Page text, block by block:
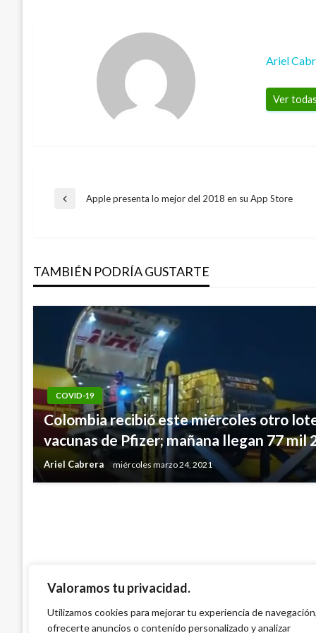
Valoramos tu privacidad.
Utilizamos cookies para mejorar tu experiencia de navegación,
ofrecerte anuncios o contenido personalizado y analizar
Ariel
Ver
Navegación
entradas
Entrada
Apple presenta lo mejor del 2018 en su App Store
TAMBIÉN PODRÍA GUSTARTE
COVID-19
Colombia recibió este miércoles otro
vacunas de Pfizer; mañana llegan 77 mil
Ariel Cabrera miércoles marzo 24, 2021
NOTICIA EXTRAORDINARIA
Corte deja en firme la decisión a que
puedan adoptar
miércoles junio 8, 2016